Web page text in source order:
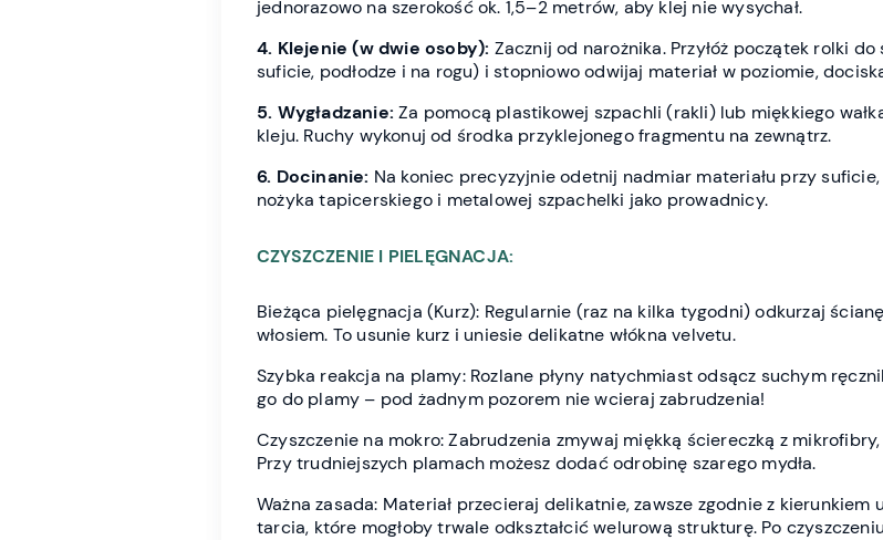
jednorazowo na szerokość ok. 1,5–2 metrów, aby klej nie wysychał.
4. Klejenie (w dwie osoby): Zacznij od narożnika. Przyłóż początek rolki
suficie, podłodze i na rogu) i stopniowo odwijaj materiał w poziomie,
5. Wygładzanie: Za pomocą plastikowej szpachli (rakli) lub miękkiego
kleju. Ruchy wykonuj od środka przyklejonego fragmentu na zewnątrz.
6. Docinanie: Na koniec precyzyjnie odetnij nadmiar materiału przy
nożyka tapicerskiego i metalowej szpachelki jako prowadnicy.
CZYSZCZENIE I PIELĘGNACJA:
Bieżąca pielęgnacja (Kurz): Regularnie (raz na kilka tygodni) odkurzaj
włosiem. To usunie kurz i uniesie delikatne włókna velvetu.
Szybka reakcja na plamy: Rozlane płyny natychmiast odsącz suchym
go do plamy – pod żadnym pozorem nie wcieraj zabrudzenia!
Czyszczenie na mokro: Zabrudzenia zmywaj miękką ściereczką z
Przy trudniejszych plamach możesz dodać odrobinę szarego mydła.
Ważna zasada: Materiał przecieraj delikatnie, zawsze zgodnie z kierunkiem
tarcia, które mogłoby trwale odkształcić welurową strukturę. Po